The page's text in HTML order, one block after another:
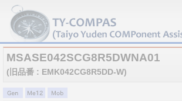
MSASE042SCG8R5DWNA01
(旧品番 : EMK042CG8R5DD-W)